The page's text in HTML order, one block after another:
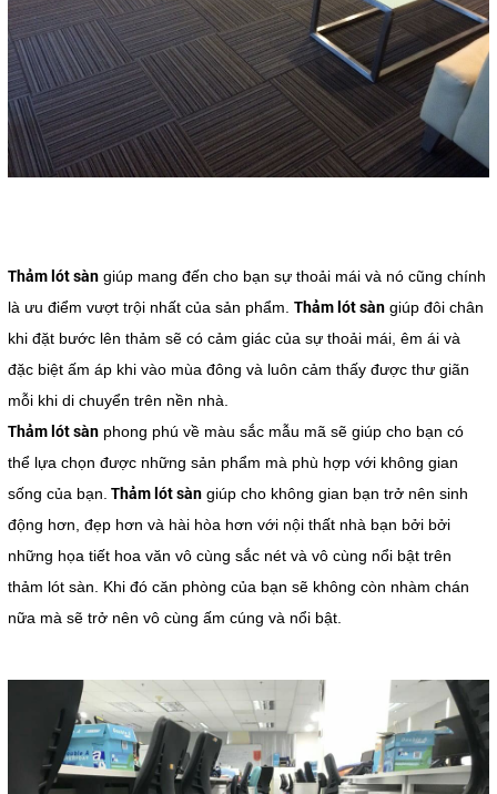
Thảm lót sàngiúp mang đến cho bạn sự thoải mái và nó cũng chính
là ưu điểm vượt trội nhất của sản phẩm. Thảm lót sàngiúp đôi chân
khi đặt bước lên thảm sẽ có cảm giác của sự thoải mái, êm ái và
đặc biệt ấm áp khi vào mùa đông và luôn cảm thấy được thư giãn
mỗi khi di chuyển trên nền nhà.
Thảm lót sànphong phú về màu sắc mẫu mã sẽ giúp cho bạn có
thể lựa chọn được những sản phẩm mà phù hợp với không gian
sống của bạn. Thảm lót sàngiúp cho không gian bạn trở nên sinh
động hơn, đẹp hơn và hài hòa hơn với nội thất nhà bạn bởi bởi
những họa tiết hoa văn vô cùng sắc nét và vô cùng nổi bật trên
thảm lót sàn. Khi đó căn phòng của bạn sẽ không còn nhàm chán
nữa mà sẽ trở nên vô cùng ấm cúng và nổi bật.